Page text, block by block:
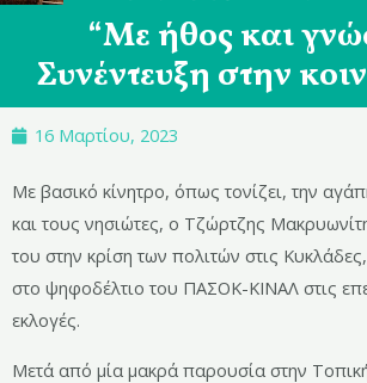
“Με ήθος και
Συνέντευξη στην
16 Μαρτίου, 2023
Με βασικό κίνητρο, όπως τονίζει, την
και τους νησιώτες, ο Τζώρτζης
του στην κρίση των πολιτών στις
στο ψηφοδέλτιο του ΠΑΣΟΚ-ΚΙΝΑΛ στις
εκλογές.
Μετά από μία μακρά παρουσία στην